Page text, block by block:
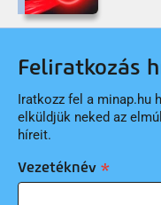
Feliratkozás
Iratkozz fel a minap.hu
elküldjük neked az
híreit.
Vezetéknév